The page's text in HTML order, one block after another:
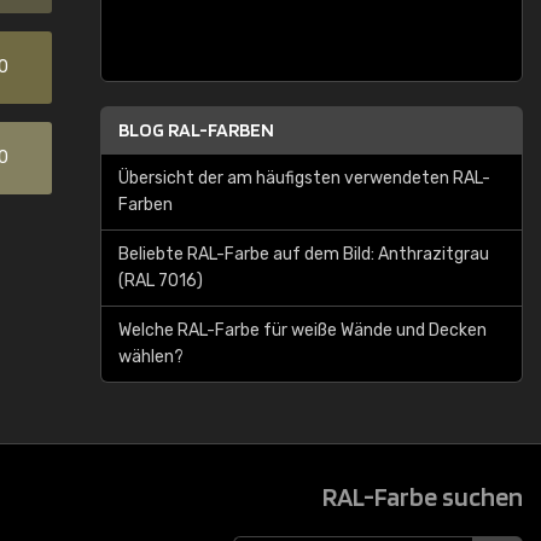
BLOG RAL-FARBEN
Übersicht der am häufigsten verwendeten RAL-
Farben
Beliebte RAL-Farbe auf dem Bild: Anthrazitgrau
(RAL 7016)
Welche RAL-Farbe für weiße Wände und Decken
wählen?
RAL-Farbe suchen